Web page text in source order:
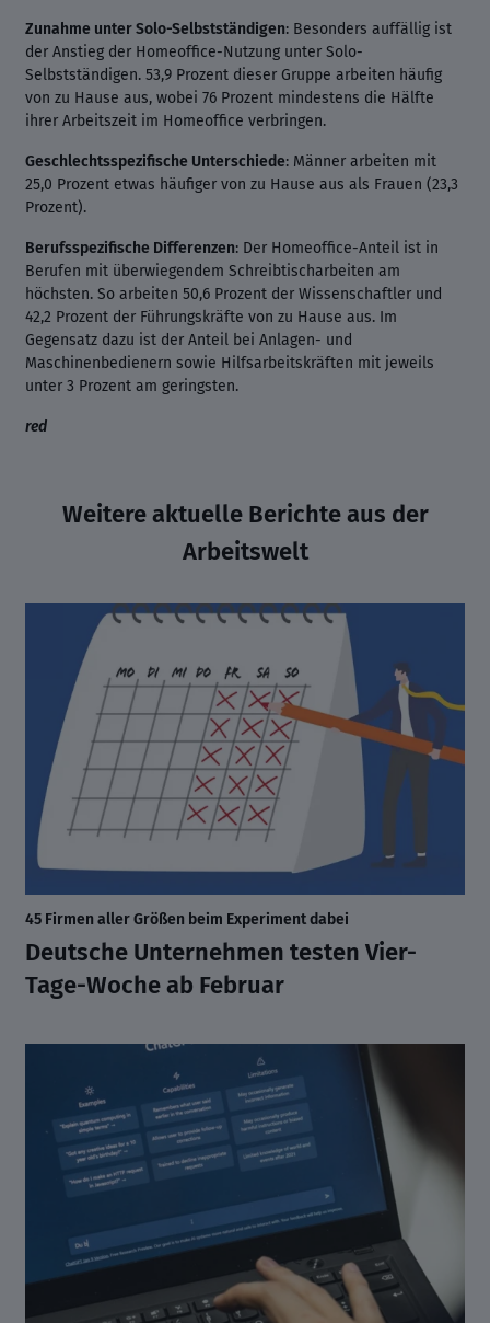
Zunahme unter Solo-Selbstständigen: Besonders auffällig ist
der Anstieg der Homeoffice-Nutzung unter Solo-
Selbstständigen. 53,9 Prozent dieser Gruppe arbeiten häufig
von zu Hause aus, wobei 76 Prozent mindestens die Hälfte
ihrer Arbeitszeit im Homeoffice verbringen.
Geschlechtsspezifische Unterschiede: Männer arbeiten mit
25,0 Prozent etwas häufiger von zu Hause aus als Frauen (23,3
Prozent).
Berufsspezifische Differenzen: Der Homeoffice-Anteil ist in
Berufen mit überwiegendem Schreibtischarbeiten am
höchsten. So arbeiten 50,6 Prozent der Wissenschaftler und
42,2 Prozent der Führungskräfte von zu Hause aus. Im
Gegensatz dazu ist der Anteil bei Anlagen- und
Maschinenbedienern sowie Hilfsarbeitskräften mit jeweils
unter 3 Prozent am geringsten.
red
Weitere aktuelle Berichte aus der
Arbeitswelt
45 Firmen aller Größen beim Experiment dabei
Deutsche Unternehmen testen Vier-
Tage-Woche ab Februar